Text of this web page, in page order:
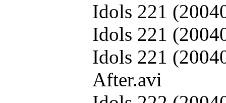
Idols 221
Idols 221
Idols 221
After.avi